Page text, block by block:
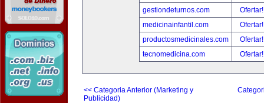
gestiondeturnos.com
medicinainfantil.com
productosmedicinales.com
tecnomedicina.com
<< Categoria Anterior (Marketing y
Publicidad)